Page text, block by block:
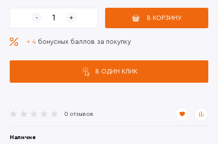
0 отзывов
Наличие
В КОРЗИНУ
+ 4 бонусных баллов за покупку
В ОДИН КЛИК